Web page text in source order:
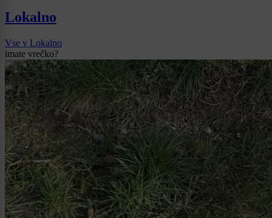
Lokalno
Vse v Lokalno
imate vrečko?